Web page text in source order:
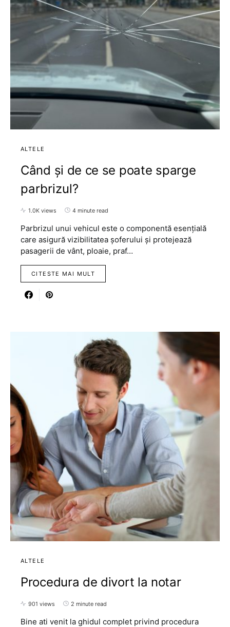
ALTELE
Când și de ce se poate sparge
parbrizul?
1.0K views 4 minute read
Parbrizul unui vehicul este o componentă esențială
care asigură vizibilitatea șoferului și protejează
pasagerii de vânt, ploaie, praf…
CITESTE MAI MULT
ALTELE
Procedura de divort la notar
901 views 2 minute read
Bine ati venit la ghidul complet privind procedura